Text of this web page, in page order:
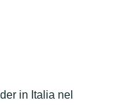
in Italia nel